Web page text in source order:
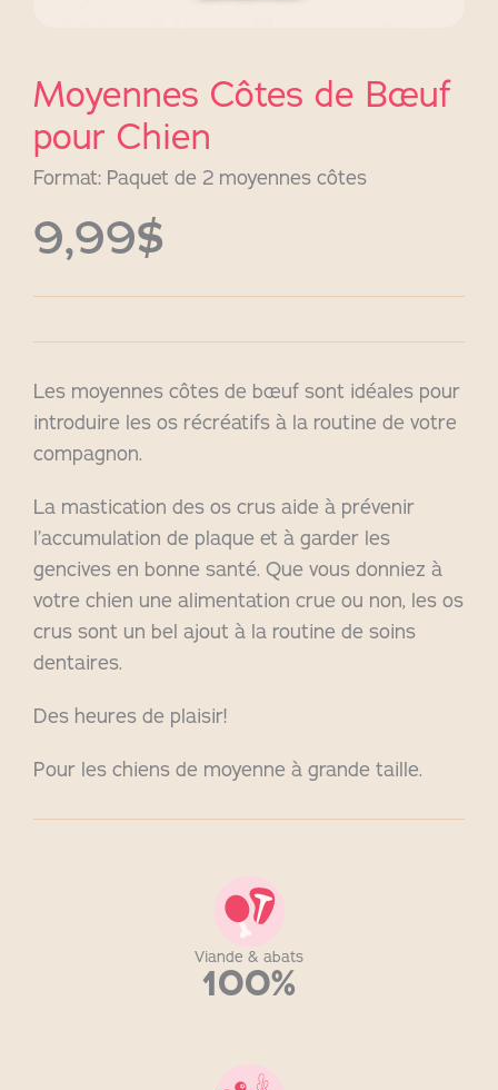
Moyennes Côtes de Bœuf
pour Chien
Format: Paquet de 2 moyennes côtes
9,99$
Les moyennes côtes de bœuf sont idéales pour
introduire les os récréatifs à la routine de votre
compagnon.
La mastication des os crus aide à prévenir
l’accumulation de plaque et à garder les
gencives en bonne santé. Que vous donniez à
votre chien une alimentation crue ou non, les os
crus sont un bel ajout à la routine de soins
dentaires.
Des heures de plaisir!
Pour les chiens de moyenne à grande taille.
Viande & abats
100%